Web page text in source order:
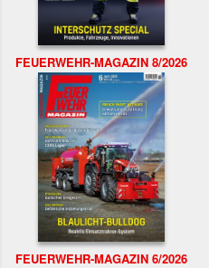
FEUERWEHR-MAGAZIN 8/2026
FEUERWEHR-MAGAZIN 6/2026